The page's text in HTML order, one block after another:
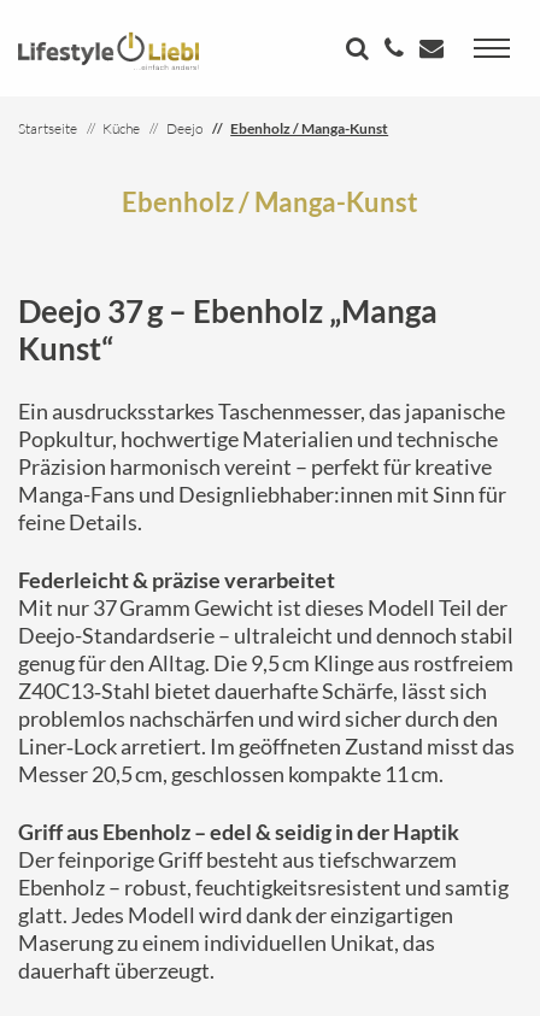
Startseite Küche Deejo Ebenholz / Manga-Kunst
Ebenholz / Manga-Kunst
Deejo 37 g – Ebenholz „Manga
Kunst“
Ein ausdrucksstarkes Taschenmesser, das japanische
Popkultur, hochwertige Materialien und technische
Präzision harmonisch vereint – perfekt für kreative
Manga-Fans und Designliebhaber:innen mit Sinn für
feine Details.
Federleicht & präzise verarbeitet
Mit nur 37 Gramm Gewicht ist dieses Modell Teil der
Deejo-Standardserie – ultraleicht und dennoch stabil
genug für den Alltag. Die 9,5 cm Klinge aus rostfreiem
Z40C13‑Stahl bietet dauerhafte Schärfe, lässt sich
problemlos nachschärfen und wird sicher durch den
Liner‑Lock arretiert. Im geöffneten Zustand misst das
Messer 20,5 cm, geschlossen kompakte 11 cm.
Griff aus Ebenholz – edel & seidig in der Haptik
Der feinporige Griff besteht aus tiefschwarzem
Ebenholz – robust, feuchtigkeitsresistent und samtig
glatt. Jedes Modell wird dank der einzigartigen
Maserung zu einem individuellen Unikat, das
dauerhaft überzeugt.